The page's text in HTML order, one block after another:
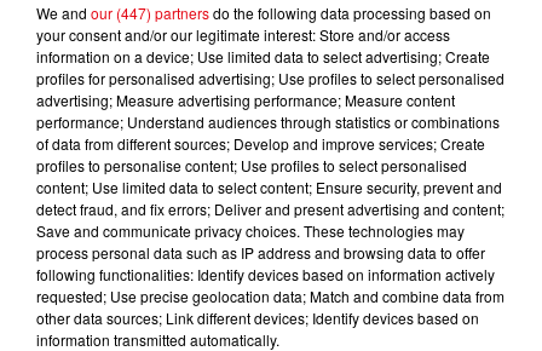
CHER
Believe
BENSON BOONE
Cry
VITAA
Ca Fait Mal
L'HOROSCOPE
We and our (447) partnersdo the following data processing based on
your consent and/or our legitimate interest: Store and/or access
information on a device; Use limited data to select advertising; Create
profiles for personalised advertising; Use profiles to select personalised
advertising; Measure advertising performance; Measure content
performance; Understand audiences through statistics or combinations
of data from different sources; Develop and improve services; Create
profiles to personalise content; Use profiles to select personalised
content; Use limited data to select content; Ensure security, prevent and
detect fraud, and fix errors; Deliver and present advertising and content;
Save and communicate privacy choices. These technologies may
process personal data such as IP address and browsing data to offer
following functionalities: Identify devices based on information actively
requested; Use precise geolocation data; Match and combine data from
other data sources; Link different devices; Identify devices based on
information transmitted automatically.